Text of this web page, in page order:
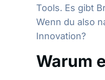
Tools. Es gibt
Wenn du also
Innovation?
Warum